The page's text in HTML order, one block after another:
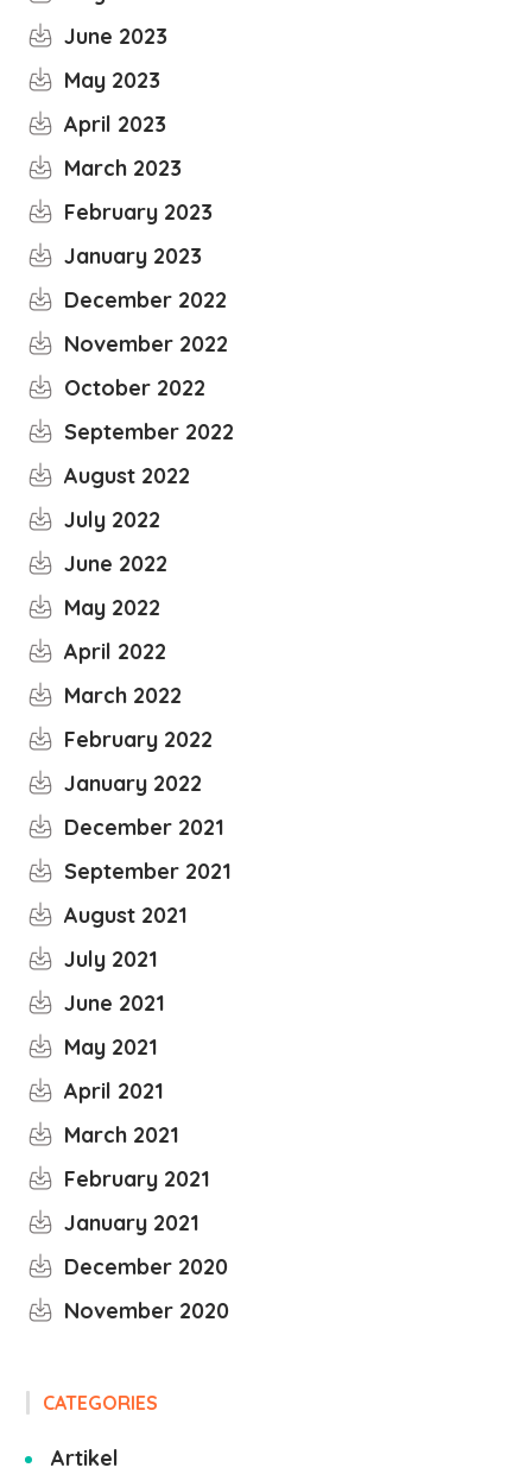
June 2023
May 2023
April 2023
March 2023
February 2023
January 2023
December 2022
November 2022
October 2022
September 2022
August 2022
July 2022
June 2022
May 2022
April 2022
March 2022
February 2022
January 2022
December 2021
September 2021
August 2021
July 2021
June 2021
May 2021
April 2021
March 2021
February 2021
January 2021
December 2020
November 2020
CATEGORIES
Artikel